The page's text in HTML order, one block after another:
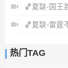
热门TAG